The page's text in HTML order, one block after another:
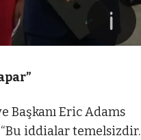
Başkanı Eric Adams
“Bu iddialar temelsizdir.